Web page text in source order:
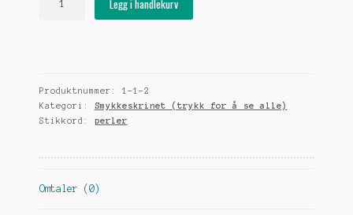
perler
antall
Legg i handlekurv
Produktnummer:1-1-2
Kategori: Smykkeskrinet (trykk for å se alle)
Stikkord: perler
Omtaler (0)